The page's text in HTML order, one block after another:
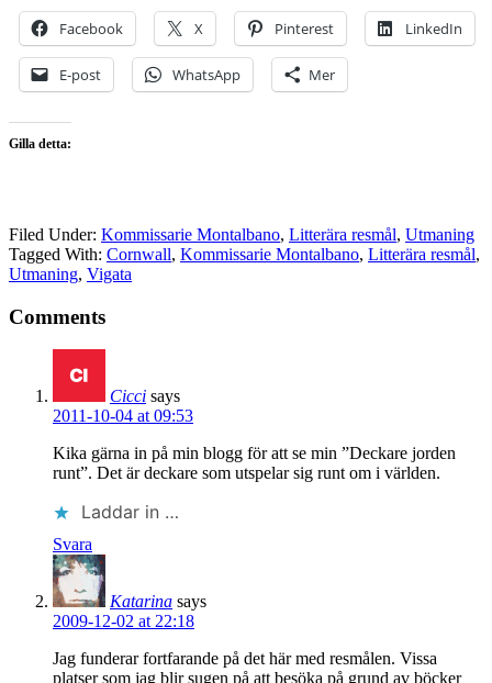
Facebook X Pinterest LinkedIn
E-post WhatsApp Mer
Gilla detta:
Filed Under: Kommissarie Montalbano, Litterära resmål, Utmaning
Tagged With: Cornwall, Kommissarie Montalbano, Litterära resmål,
Utmaning, Vigata
Comments
Cicci says
2011-10-04 at 09:53
Kika gärna in på min blogg för att se min ”Deckare jorden
runt”. Det är deckare som utspelar sig runt om i världen.
Laddar in …
Svara
Katarina says
2009-12-02 at 22:18
Jag funderar fortfarande på det här med resmålen. Vissa
platser som jag blir sugen på att besöka på grund av böcker